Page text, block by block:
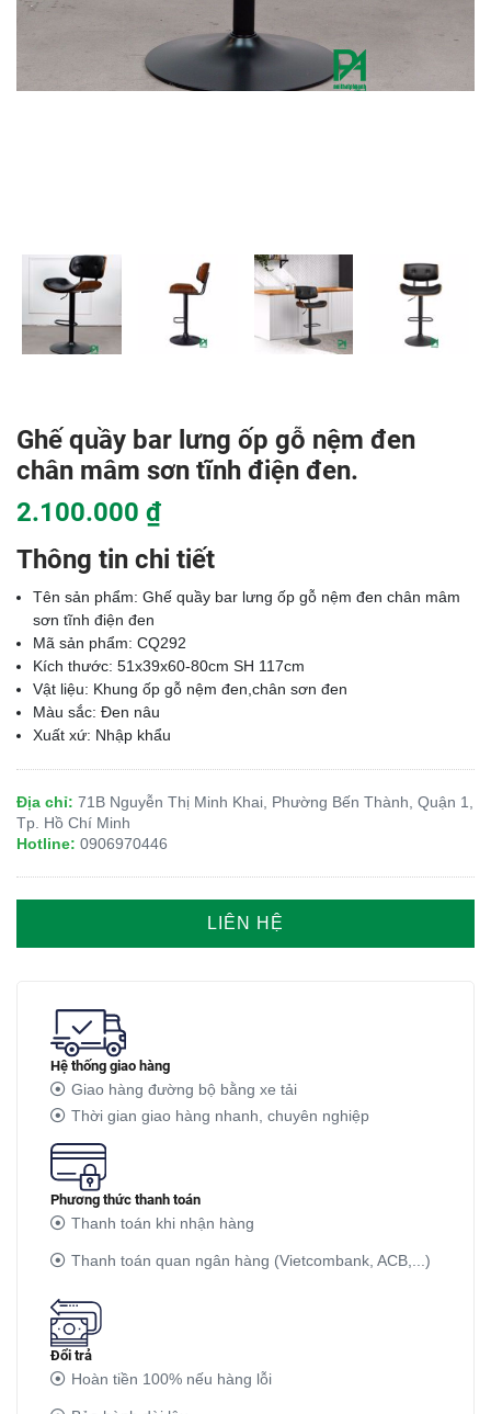
Ghế quầy bar lưng ốp gỗ nệm đen
chân mâm sơn tĩnh điện đen.
2.100.000 ₫
Thông tin chi tiết
Tên sản phẩm: Ghế quầy bar lưng ốp gỗ nệm đen chân mâm
sơn tĩnh điện đen
Mã sản phẩm: CQ292
Kích thước: 51x39x60-80cm SH 117cm
Vật liệu: Khung ốp gỗ nệm đen,chân sơn đen
Màu sắc: Đen nâu
Xuất xứ: Nhập khẩu
Địa chỉ: 71B Nguyễn Thị Minh Khai, Phường Bến Thành, Quận 1,
Tp. Hồ Chí Minh
Hotline: 0906970446
LIÊN HỆ
Hệ thống giao hàng
Giao hàng đường bộ bằng xe tải
Thời gian giao hàng nhanh, chuyên nghiệp
Phương thức thanh toán
Thanh toán khi nhận hàng
Thanh toán quan ngân hàng (Vietcombank, ACB,...)
Đổi trả
Hoàn tiền 100% nếu hàng lỗi